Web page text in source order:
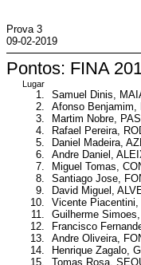
Prova 3
09-02-2019
Pontos: FINA
Lugar
1. Samuel Dinis,
2.
Afonso Benjamim,
3.
Martim Nobre,
4.
Rafael Pereira,
5.
Daniel Madeira,
6.
Andre Daniel,
7.
Miguel Tomas,
8.
Santiago Jose,
9.
David Miguel,
10.
Vicente
11.
Guilherme
12.
Francisco
13.
Andre Oliveira,
14.
Henrique Zagalo,
15.
Tomas Rosa,